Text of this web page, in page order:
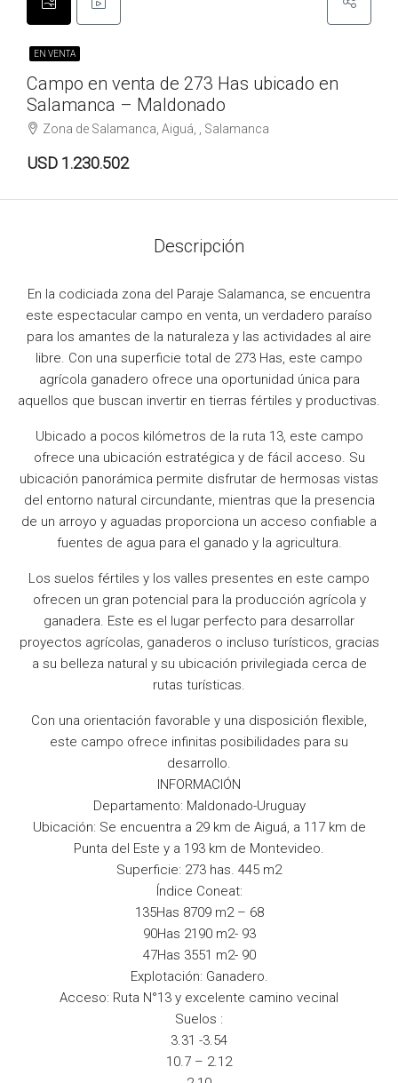
EN VENTA
Campo en venta de 273 Has ubicado en
Salamanca – Maldonado
Zona de Salamanca, Aiguá, , Salamanca
USD 1.230.502
Descripción
En la codiciada zona del Paraje Salamanca, se encuentra
este espectacular campo en venta, un verdadero paraíso
para los amantes de la naturaleza y las actividades al aire
libre. Con una superficie total de 273 Has, este campo
agrícola ganadero ofrece una oportunidad única para
aquellos que buscan invertir en tierras fértiles y productivas.
Ubicado a pocos kilómetros de la ruta 13, este campo
ofrece una ubicación estratégica y de fácil acceso. Su
ubicación panorámica permite disfrutar de hermosas vistas
del entorno natural circundante, mientras que la presencia
de un arroyo y aguadas proporciona un acceso confiable a
fuentes de agua para el ganado y la agricultura.
Los suelos fértiles y los valles presentes en este campo
ofrecen un gran potencial para la producción agrícola y
ganadera. Este es el lugar perfecto para desarrollar
proyectos agrícolas, ganaderos o incluso turísticos, gracias
a su belleza natural y su ubicación privilegiada cerca de
rutas turísticas.
Con una orientación favorable y una disposición flexible,
este campo ofrece infinitas posibilidades para su
desarrollo.
INFORMACIÓN
Departamento: Maldonado-Uruguay
Ubicación: Se encuentra a 29 km de Aiguá, a 117 km de
Punta del Este y a 193 km de Montevideo.
Superficie: 273 has. 445 m2
Índice Coneat:
135Has 8709 m2 – 68
90Has 2190 m2- 93
47Has 3551 m2- 90
Explotación: Ganadero.
Acceso: Ruta N°13 y excelente camino vecinal
Suelos :
3.31 -3.54
10.7 – 2.12